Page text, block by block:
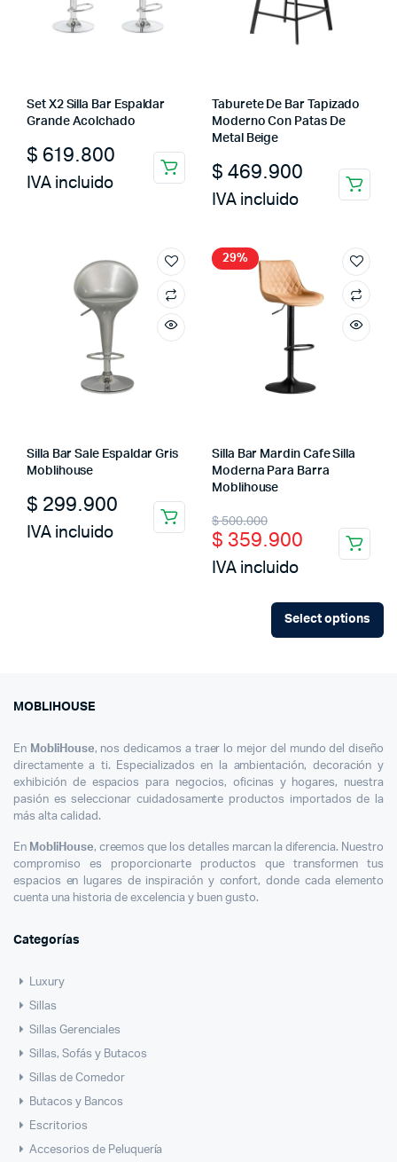
Set X2 Silla Bar Espaldar
Grande Acolchado
$ 619.800
IVA incluido
Taburete De Bar Tapizado
Moderno Con Patas De
Metal Beige
$ 469.900
IVA incluido
Silla Bar Sale Espaldar Gris
Moblihouse
$ 299.900
IVA incluido
29%
Silla Bar Mardin Cafe Silla
Moderna Para Barra
Moblihouse
$500.000
Original
price
was:
$ 500.000.
$ 359.900
Current
price
is:
$ 359.900.
IVA incluido
Select options
MOBLIHOUSE
En MobliHouse, nos dedicamos a traer lo mejor del mundo del diseño
directamente a ti. Especializados en la ambientación, decoración y
exhibición de espacios para negocios, oficinas y hogares, nuestra
pasión es seleccionar cuidadosamente productos importados de la
más alta calidad.
En MobliHouse, creemos que los detalles marcan la diferencia. Nuestro
compromiso es proporcionarte productos que transformen tus
espacios en lugares de inspiración y confort, donde cada elemento
cuenta una historia de excelencia y buen gusto.
Categorías
Luxury
Sillas
Sillas Gerenciales
Sillas, Sofás y Butacos
Sillas de Comedor
Butacos y Bancos
Escritorios
Accesorios de Peluquería